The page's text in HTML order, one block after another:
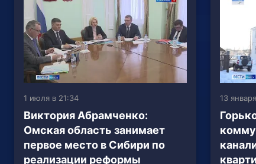
1 июля в 21:34
Виктория Абрамченко:
Омская область занимает
первое место в Сибири по
реализации реформы
13